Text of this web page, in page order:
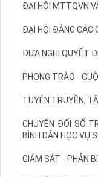
ĐẠI HỘI MTTQVN
ĐẠI HỘI ĐẢNG CÁC
ĐƯA NGHỊ QUYẾT
PHONG TRÀO -
TUYÊN TRUYỀN,
CHUYỂN ĐỔI SỐ
BÌNH DÂN HỌC VỤ
GIÁM SÁT - PHẢN